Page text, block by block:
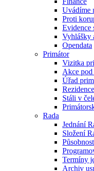
Uvádíme
Proti
Evidence
Vyhlášky
Opendata
Primátor
Vizitka
Akce pod
Úřad
Stáli v
Rada
Jednání
Složení
Termíny
Archiv